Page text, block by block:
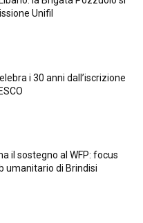
Unifil
i 30 anni dall’iscrizione
il sostegno al WFP: focus
umanitario di Brindisi